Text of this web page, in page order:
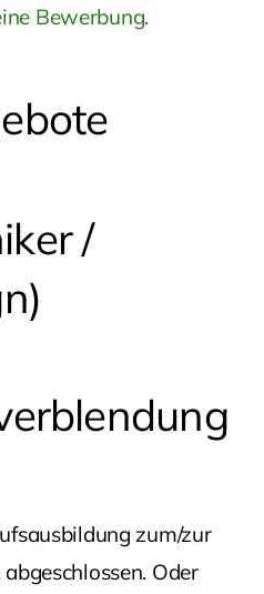
Bewerbung.
/
zum/zur
Oder